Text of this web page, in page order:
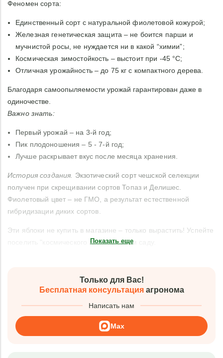
Феномен сорта:
Единственный сорт с натуральной фиолетовой кожурой;
Железная генетическая защита – не боится парши и
мучнистой росы, не нуждается ни в какой “химии”;
Космическая зимостойкость – выстоит при -45 °С;
Отличная урожайность – до 75 кг с компактного дерева.
Благодаря самоопыляемости урожай гарантирован даже в
одиночестве.
Важно знать:
Первый урожай – на 3-й год;
Пик плодоношения – 5 - 7-й год;
Лучше раскрывает вкус после месяца хранения.
История создания.
Экзотический сорт чешской селекции
получен при скрещивании сортов Топаз и Делишес.
Фиолетовый цвет – не ГМО, а результат естественной
гибридизации диких сортов.
Эти яблоки не купить в магазине – только вырастить! Успейте
поселить "космического гостя" в своем саду.
Показать еще
Только для Вас!
Бесплатная консультацияагронома
Написать нам
Max